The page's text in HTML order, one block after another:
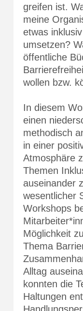
greifen ist.
meine
etwas
umsetzen?
öffentliche
wollen bzw.
In diesem
einen
methodisch
in einer
Atmosphäre
Themen
auseinander
wesentlicher
Workshops
Möglichkeit
Thema
Alltag
konnten die
Haltungen